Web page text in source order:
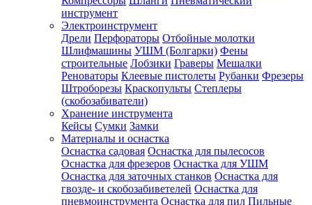
инструмент
Электроинструмент
Дрели Перфораторы Отбойные молотки
Шлифмашины УШМ (Болгарки) Фены
строительные Лобзики Граверы Мешалки
Реноваторы Клеевые пистолеты Рубанки Фрезеры
Штроборезы Краскопульты Степлеры
(скобозабиватели)
Хранение инструмента
Кейсы Сумки Замки
Материалы и оснастка
Оснастка садовая Оснастка для пылесосов
Оснастка для фрезеров Оснастка для УШМ
Оснастка для заточных станков Оснастка для
гвозде- и скобозабиветелей Оснастка для
пневмоинструмента Оснастка для пил Пильные